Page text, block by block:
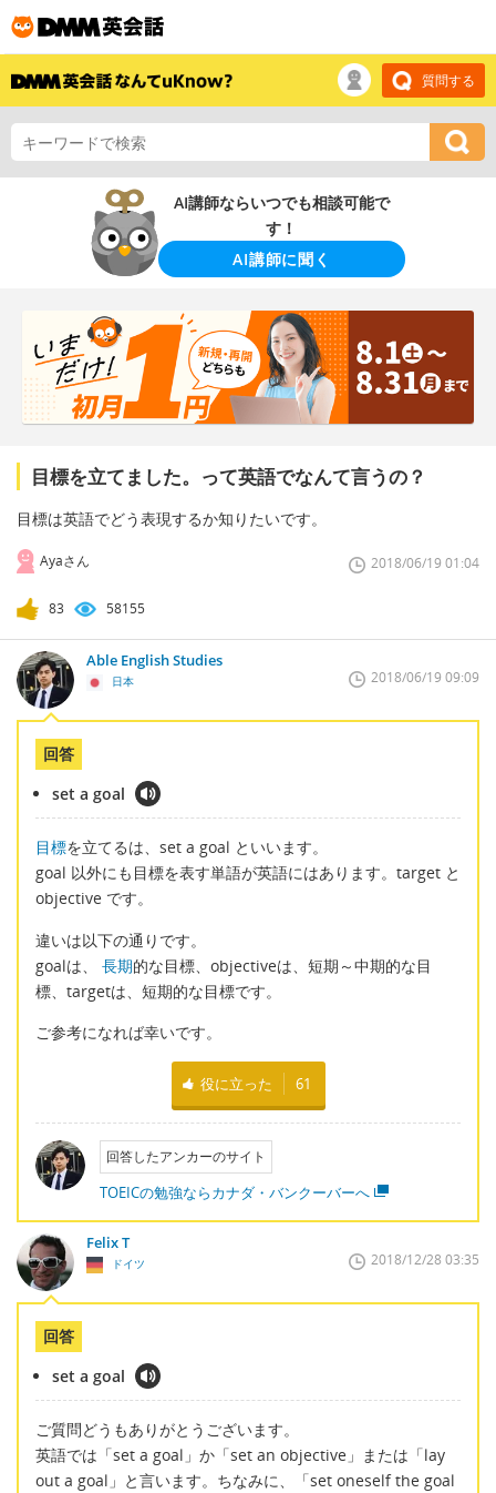
質問する
AI講師ならいつでも相談可能で
す！
AI講師に聞く
目標を立てました。って英語でなんて言うの？
目標は英語でどう表現するか知りたいです。
Ayaさん 2018/06/19 01:04
83 58155
Able English Studies
日本 2018/06/19 09:09
回答
set a goal
目標を立てるは、set a goal といいます。
goal 以外にも目標を表す単語が英語にはあります。target と
objective です。
違いは以下の通りです。
goalは、 長期的な目標、objectiveは、短期～中期的な目
標、targetは、短期的な目標です。
ご参考になれば幸いです。
役に立った 61
回答したアンカーのサイト
TOEICの勉強ならカナダ・バンクーバーへ
Felix T
ドイツ 2018/12/28 03:35
回答
set a goal
ご質問どうもありがとうございます。
英語では「set a goal」か「set an objective」または「lay
out a goal」と言います。ちなみに、「set oneself the goal